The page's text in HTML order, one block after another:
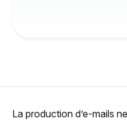
La production d’e-mails